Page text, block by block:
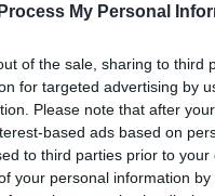
My Personal
of the sale, sharing to third
for targeted advertising by
Please note that after
based ads based on
to third parties prior to
your personal information
casi di